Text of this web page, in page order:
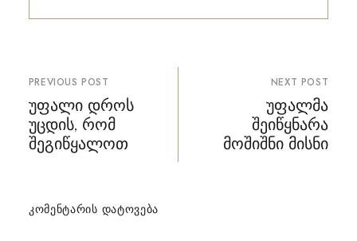
პოსტის
ნავიგაცია
PREVIOUS POST
უფალი დროს
უცდის, რომ
შეგიწყალოთ
NEXT POST
უფალმა
შეიწყნარა
მოშიშნი მისნი
ᲙᲝᲛᲔᲜᲢᲐᲠᲘᲡ ᲓᲐᲢᲝᲕᲔᲑᲐ